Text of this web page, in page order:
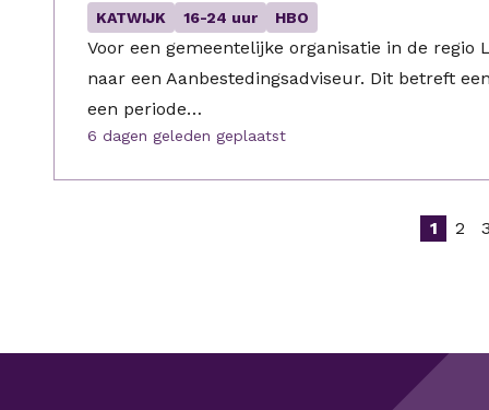
KATWIJK 16-24 uur HBO
Voor een gemeentelijke organisatie in de regio
naar een Aanbestedingsadviseur. Dit betreft
een periode…
6 dagen geleden geplaatst
1 2